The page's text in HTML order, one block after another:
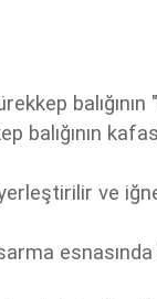
balığının
ve